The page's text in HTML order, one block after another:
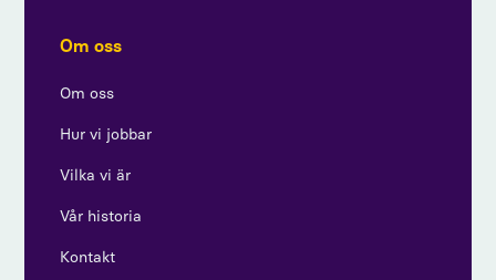
Om oss
Om oss
Hur vi jobbar
Vilka vi är
Vår historia
Kontakt